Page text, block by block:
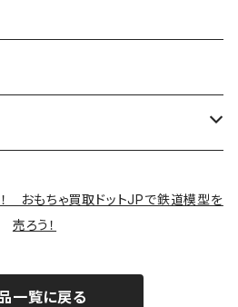
おもちゃ買取ドットJPで鉄道模型を
売ろう！
一覧に戻る